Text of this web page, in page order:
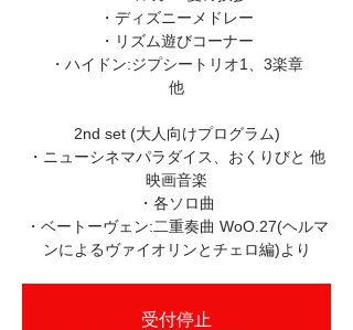
・ディズニーメドレー
・リズム遊びコーナー
・ハイドン:ジプシートリオ1、3楽章
他
2nd set (大人向けプログラム)
・ニューシネマパラダイス、おくりびと 他
映画音楽
・各ソロ曲
・ベートーヴェン:二重奏曲 WoO.27(ヘルマ
ンによるヴァイオリンとチェロ編)より
受付停止